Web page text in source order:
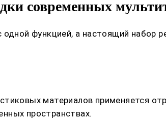
современных
одной функцией, а настоящий
материалов применяется
пространствах.